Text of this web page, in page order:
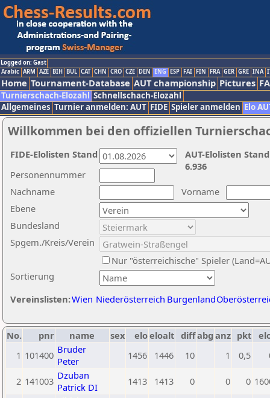
Logged on: Gast
Arabic ARM AZE BIH BUL CAT CHN CRO CZE DEN ENG ESP FAI FIN FRA GER GRE INA
Home Tournament-Database AUT championship Pictures
Turnierschach-Elozahl Schnellschach-Elozahl
Allgemeines Turnier anmelden: AUT FIDE Spieler anmelden Elo
Willkommen bei den offiziellen
Nachname
Vorname
Ebene
Sortierung
Personennummer
Bundesland
Spgem./Kreis/Verein
Nur "österreichische" Spieler
Vereinslisten:Wien Niederösterreich Burgenland
AUT-Elolisten
6.936
FIDE-Elolisten Stand
No. pnr name sex eloeloalt diffabg anz pkt
1 101400 Bruder
Peter
1456 1446 10 1 0,5
2 141003 Dzuban
Patrick DI
1413 1413 0 0 0